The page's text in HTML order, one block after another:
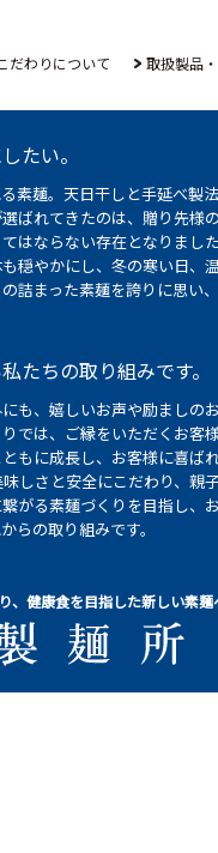
だわりについて 取扱製品
たい。
素麺。天日干しと手延べ
ばれてきたのは、贈り先
はならない存在となりまし
穏やかにし、冬の寒い日
詰まった素麺を誇りに思
たちの取り組みです。
も、嬉しいお声や励まし
では、ご縁をいただくお
もに成長し、お客様に喜ば
しさと安全にこだわり、
がる素麺づくりを目指し
らの取り組みです。
、健康食を目指した新しい素麺